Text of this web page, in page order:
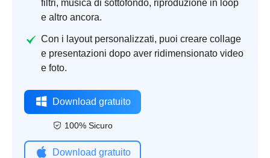
filtri, musica di sottofondo, riproduzione in loop
e altro ancora.
Con i layout personalizzati, puoi creare collage
e presentazioni dopo aver ridimensionato video
e foto.
Download gratuito
100% Sicuro
Download gratuito